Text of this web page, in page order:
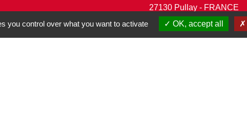
27130 Pullay - FRANCE
+33 2 32 32 18 58
you control over what you want to activate OK, accept all